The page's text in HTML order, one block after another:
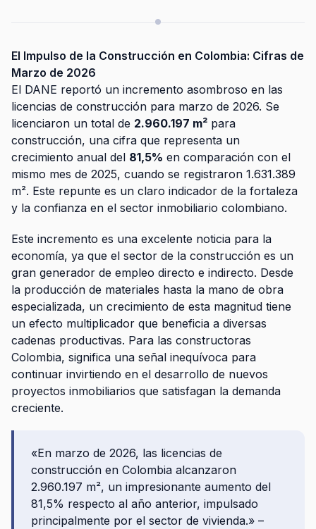
El Impulso de la Construcción en Colombia: Cifras de
Marzo de 2026
El DANE reportó un incremento asombroso en las
licencias de construcción para marzo de 2026. Se
licenciaron un total de 2.960.197 m² para
construcción, una cifra que representa un
crecimiento anual del 81,5% en comparación con el
mismo mes de 2025, cuando se registraron 1.631.389
m². Este repunte es un claro indicador de la fortaleza
y la confianza en el sector inmobiliario colombiano.
Este incremento es una excelente noticia para la
economía, ya que el sector de la construcción es un
gran generador de empleo directo e indirecto. Desde
la producción de materiales hasta la mano de obra
especializada, un crecimiento de esta magnitud tiene
un efecto multiplicador que beneficia a diversas
cadenas productivas. Para las constructoras
Colombia, significa una señal inequívoca para
continuar invirtiendo en el desarrollo de nuevos
proyectos inmobiliarios que satisfagan la demanda
creciente.
«En marzo de 2026, las licencias de
construcción en Colombia alcanzaron
2.960.197 m², un impresionante aumento del
81,5% respecto al año anterior, impulsado
principalmente por el sector de vivienda.» –